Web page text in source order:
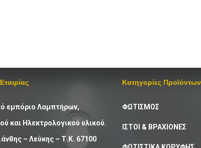
εμπόριο Λαμπτήρων,
και Ηλεκτρολογικού υλικού.
– Λεύκης – Τ.Κ. 67100
Κατηγορίες Προϊόντων
ΦΩΤΙΣΜΟΣ
ΙΣΤΟΙ & ΒΡΑΧΙΟΝΕΣ